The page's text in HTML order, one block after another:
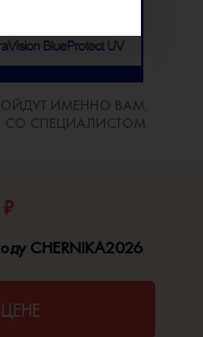
ИМЕННО ВАМ,
СО СПЕЦИАЛИСТОМ
CHERNIKA2026